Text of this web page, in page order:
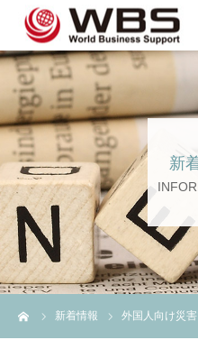
新
新着情報 外国人向け災
JP TOP
企業のご担当者の方へ
スタッフ登録の方へ💖💖
企業案内
言語